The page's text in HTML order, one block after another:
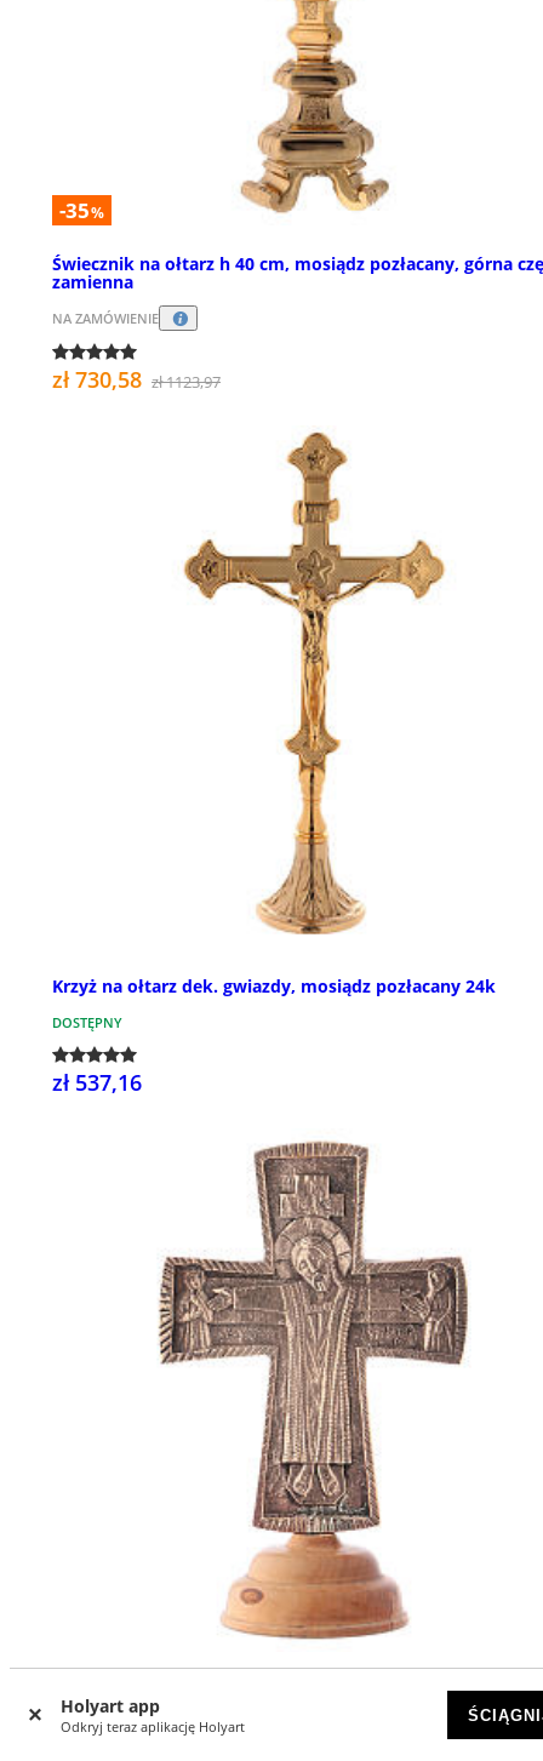
Holyart app
Odkryj teraz aplikację Holyart
-35%
Świecznik na ołtarz h 40 cm, mosiądz pozłacany, górna
zamienna
NA ZAMÓWIENIE
zł 730,58 zł 1123,97
Krzyż na ołtarz dek. gwiazdy, mosiądz pozłacany 24k
DOSTĘPNY
zł 537,16
Krzyż ołtarzowy Chrystus Grand Pretre 20x13 Mnisi
DOSTĘPNY